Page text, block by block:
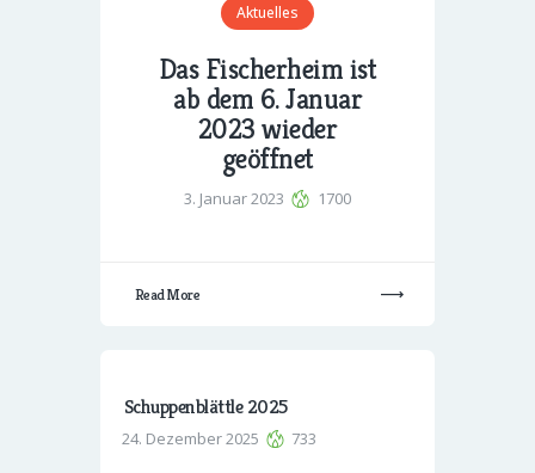
Aktuelles
Das Fischerheim ist
ab dem 6. Januar
2023 wieder
geöffnet
3. Januar 2023 1700
Read More
Schuppenblättle 2025
24. Dezember 2025 733